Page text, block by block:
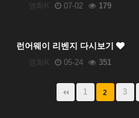
07-02 179
런어웨이 리벤지 다시보기
05-24 351
1 2 3